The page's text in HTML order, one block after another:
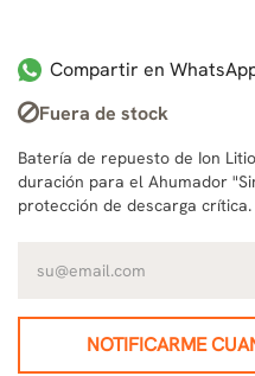
Compartir en
Fuera de stock
Batería de repuesto de Ion
duración para el Ahumador
protección de descarga crítica.
NOTIFICARME